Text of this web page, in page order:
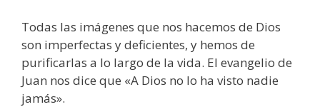
Todas las imágenes que nos hacemos de Dios
son imperfectas y deficientes, y hemos de
purificarlas a lo largo de la vida. El evangelio de
Juan nos dice que «A Dios no lo ha visto nadie
jamás».